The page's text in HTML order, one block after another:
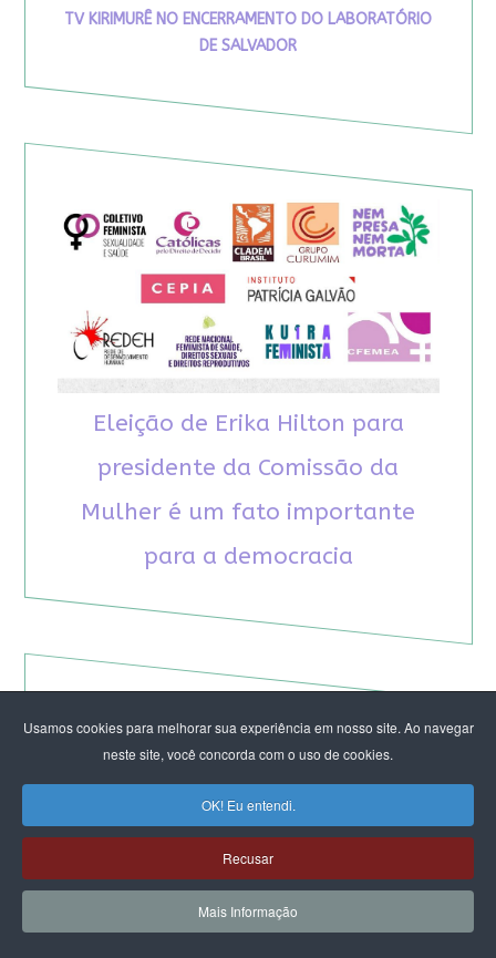
Usamos cookies para melhorar sua experiência em nosso site. Ao navegar
neste site, você concorda com o uso de cookies.
OK! Eu entendi.
Recusar
Mais Informação
TV KIRIMURÊ NO ENCERRAMENTO DO LABORATÓRIO
DE SALVADOR
Eleição de Erika Hilton para
presidente da Comissão da
Mulher é um fato importante
para a democracia
RECOMENDAMOS A LEITURA
August Nimtz prova que marxismo e
antirracismo são indissociáveis na luta
anticapitalista
Rap transfeminista radical argentino na FLIPEI
Quem tem medo dos corpos trans?
Projetos de proteção às mulheres travados no